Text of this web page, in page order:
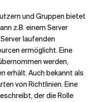
und Gruppen bietet
z.B. einem Server
laufenden
ermöglicht. Eine
werden,
erhält. Auch bekannt als
von Richtlinien. Eine
der die Rolle